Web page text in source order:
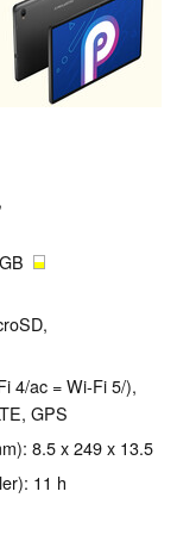
4/ac = Wi-Fi 5/),
GPS
8.5 x 249 x 13.5
11 h